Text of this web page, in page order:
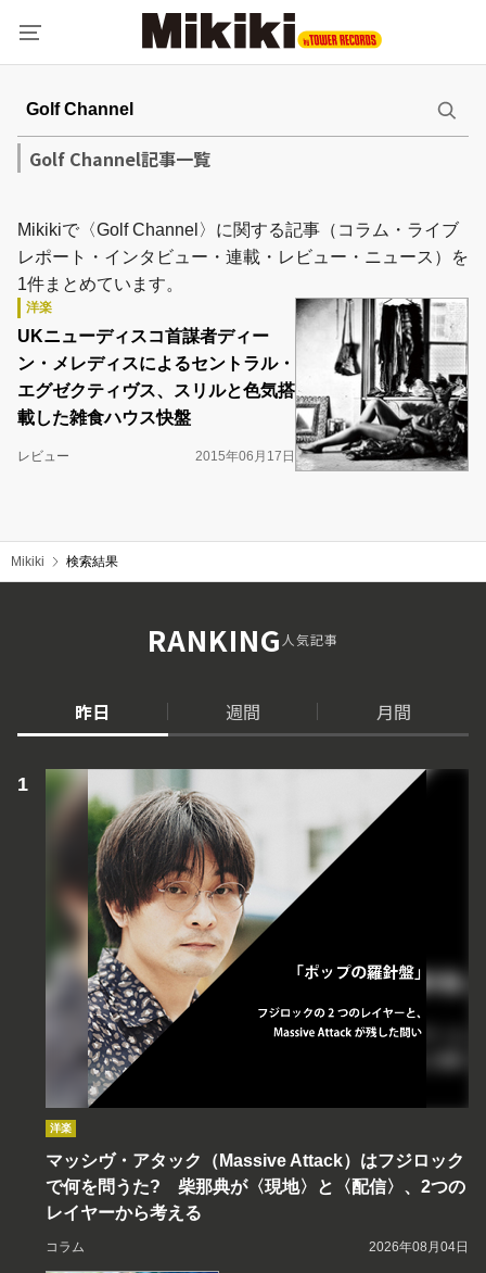
Golf Channel記事一覧
Mikikiで〈Golf Channel〉に関する記事（コラム・ライブ
レポート・インタビュー・連載・レビュー・ニュース）を
1件まとめています。
洋楽
UKニューディスコ首謀者ディー
ン・メレディスによるセントラル・
エグゼクティヴス、スリルと色気搭
載した雑食ハウス快盤
レビュー 2015年06月17日
Mikiki 検索結果
RANKING人気記事
昨日 週間 月間
洋楽
マッシヴ・アタック（Massive Attack）はフジロック
で何を問うた? 柴那典が〈現地〉と〈配信〉、2つの
レイヤーから考える
コラム 2026年08月04日